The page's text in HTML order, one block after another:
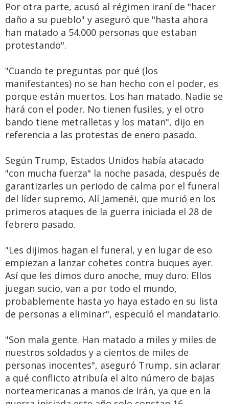
Por otra parte, acusó al régimen iraní de "hacer
daño a su pueblo" y aseguró que "hasta ahora
han matado a 54.000 personas que estaban
protestando".
"Cuando te preguntas por qué (los
manifestantes) no se han hecho con el poder, es
porque están muertos. Los han matado. Nadie se
hará con el poder. No tienen fusiles, y el otro
bando tiene metralletas y los matan", dijo en
referencia a las protestas de enero pasado.
Según Trump, Estados Unidos había atacado
"con mucha fuerza" la noche pasada, después de
garantizarles un periodo de calma por el funeral
del líder supremo, Alí Jamenéi, que murió en los
primeros ataques de la guerra iniciada el 28 de
febrero pasado.
"Les dijimos hagan el funeral, y en lugar de eso
empiezan a lanzar cohetes contra buques ayer.
Así que les dimos duro anoche, muy duro. Ellos
juegan sucio, van a por todo el mundo,
probablemente hasta yo haya estado en su lista
de personas a eliminar", especuló el mandatario.
"Son mala gente. Han matado a miles y miles de
nuestros soldados y a cientos de miles de
personas inocentes", aseguró Trump, sin aclarar
a qué conflicto atribuía el alto número de bajas
norteamericanas a manos de Irán, ya que en la